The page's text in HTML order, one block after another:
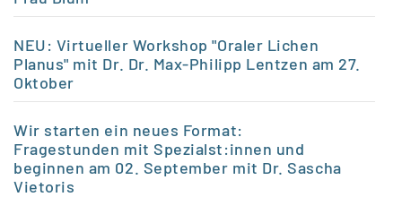
NEU: Virtueller Workshop "Oraler Lichen
Planus" mit Dr. Dr. Max-Philipp Lentzen am 27.
Oktober
Wir starten ein neues Format:
Fragestunden mit Spezialst:innen und
beginnen am 02. September mit Dr. Sascha
Vietoris